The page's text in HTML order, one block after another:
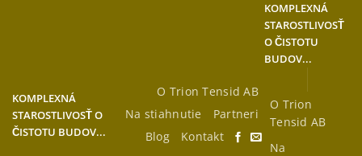
KOMPLEXNÁ
STAROSTLIVOSŤ O
ČISTOTU BUDOV...
O Trion Tensid AB
Na stiahnutie
Partneri
Blog
Kontakt
KOMPLEXNÁ
STAROSTLIVOSŤ
O ČISTOTU
BUDOV...
O Trion
Tensid AB
Na